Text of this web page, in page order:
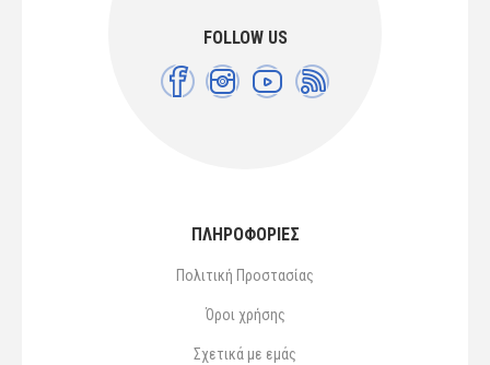
FOLLOW US
ΠΛΗΡΟΦΟΡΙΕΣ
Πολιτική Προστασίας
Όροι χρήσης
Σχετικά με εμάς